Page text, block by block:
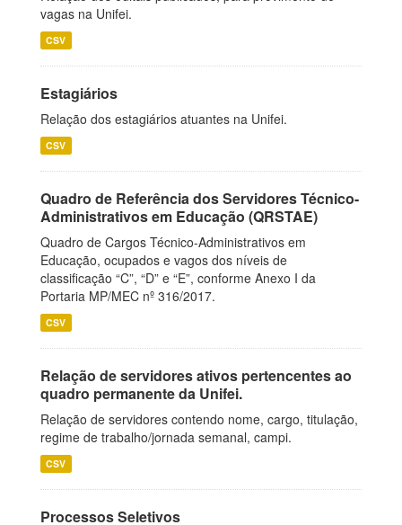
vagas na Unifei.
CSV
Estagiários
Relação dos estagiários atuantes na Unifei.
CSV
Quadro de Referência dos Servidores Técnico-
Administrativos em Educação (QRSTAE)
Quadro de Cargos Técnico-Administrativos em
Educação, ocupados e vagos dos níveis de
classificação “C”, “D” e “E”, conforme Anexo I da
Portaria MP/MEC nº 316/2017.
CSV
Relação de servidores ativos pertencentes ao
quadro permanente da Unifei.
Relação de servidores contendo nome, cargo, titulação,
regime de trabalho/jornada semanal, campi.
CSV
Processos Seletivos